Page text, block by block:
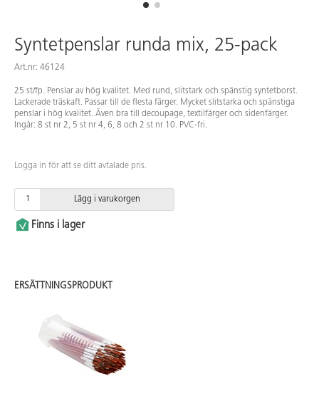
Syntetpenslar runda mix, 25-pack
Art.nr: 46124
25 st/fp. Penslar av hög kvalitet. Med rund, slitstark och spänstig syntetborst.
Lackerade träskaft. Passar till de flesta färger. Mycket slitstarka och spänstiga
penslar i hög kvalitet. Även bra till decoupage, textilfärger och sidenfärger.
Ingår: 8 st nr 2, 5 st nr 4, 6, 8 och 2 st nr 10. PVC-fri.
Logga in för att se ditt avtalade pris.
Lägg i varukorgen
Finns i lager
ERSÄTTNINGSPRODUKT